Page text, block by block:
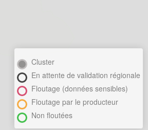
Cluster
En attente de validation régionale
Floutage (données sensibles)
Floutage par le producteur
Non floutées